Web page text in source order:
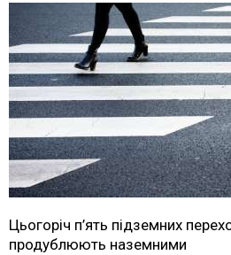
Цьогоріч п’ять підземних
продублюють наземними